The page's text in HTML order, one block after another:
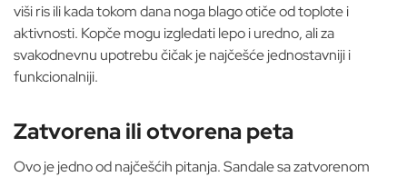
viši ris ili kada tokom dana noga blago otiče od toplote i
aktivnosti. Kopče mogu izgledati lepo i uredno, ali za
svakodnevnu upotrebu čičak je najčešće jednostavniji i
funkcionalniji.
Zatvorena ili otvorena peta
Ovo je jedno od najčešćih pitanja. Sandale sa zatvorenom